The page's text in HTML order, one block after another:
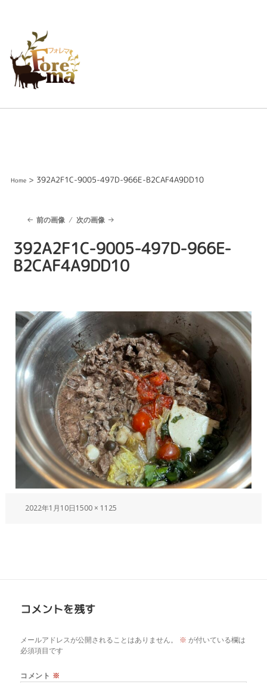
Home> 392A2F1C-9005-497D-966E-B2CAF4A9DD10
前の画像 次の画像
392A2F1C-9005-497D-966E-
B2CAF4A9DD10
2022年1月10日1500 × 1125
コメントを残す
メールアドレスが公開されることはありません。 ※ が付いている欄は
必須項目です
コメント ※